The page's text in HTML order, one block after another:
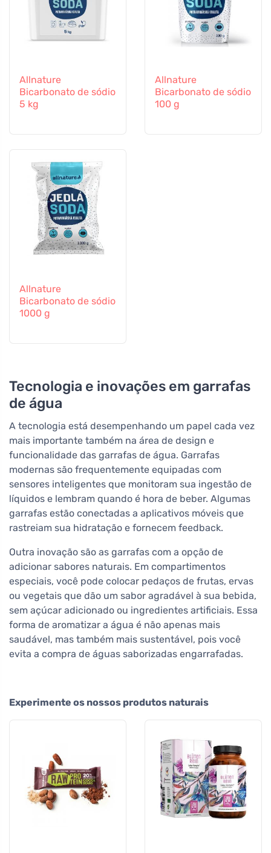
Allnature
Bicarbonato de sódio
5 kg
Allnature
Bicarbonato de sódio
100 g
Allnature
Bicarbonato de sódio
1000 g
Tecnologia e inovações em garrafas
de água
A tecnologia está desempenhando um papel cada vez
mais importante também na área de design e
funcionalidade das garrafas de água. Garrafas
modernas são frequentemente equipadas com
sensores inteligentes que monitoram sua ingestão de
líquidos e lembram quando é hora de beber. Algumas
garrafas estão conectadas a aplicativos móveis que
rastreiam sua hidratação e fornecem feedback.
Outra inovação são as garrafas com a opção de
adicionar sabores naturais. Em compartimentos
especiais, você pode colocar pedaços de frutas, ervas
ou vegetais que dão um sabor agradável à sua bebida,
sem açúcar adicionado ou ingredientes artificiais. Essa
forma de aromatizar a água é não apenas mais
saudável, mas também mais sustentável, pois você
evita a compra de águas saborizadas engarrafadas.
Experimente os nossos produtos naturais